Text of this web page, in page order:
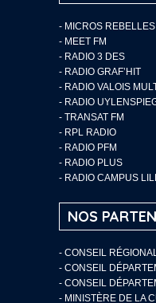
- MICROS REBELLES
- MEET FM
- RADIO 3 DES
- RADIO GRAF’HIT
- RADIO VALOIS
- RADIO
- TRANSAT FM
- RPL RADIO
- RADIO PFM
- RADIO PLUS
- RADIO CAMPUS
NOS
- CONSEIL
- CONSEIL
- CONSEIL
- MINISTÈRE DE LA